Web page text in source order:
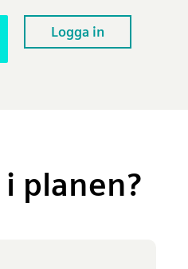
Logga in
planen?